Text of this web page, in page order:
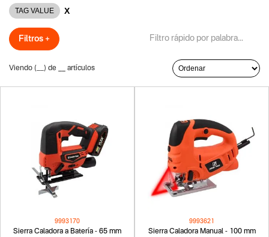
TAG VALUE X
Filtros +
Viendo ( ) de artículos
Sierra Caladora a Batería - 65 mm
9993170
Sierra Caladora Manual - 100 mm
9993621